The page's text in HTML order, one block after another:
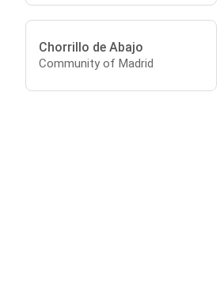
Chorrillo de Abajo
Community of Madrid